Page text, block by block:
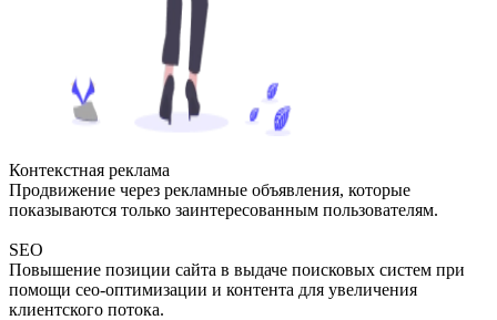
Контекстная реклама
Продвижение через рекламные объявления, которые
показываются только заинтересованным пользователям.
SEO
Повышение позиции сайта в выдаче поисковых систем при
помощи сео-оптимизации и контента для увеличения
клиентского потока.